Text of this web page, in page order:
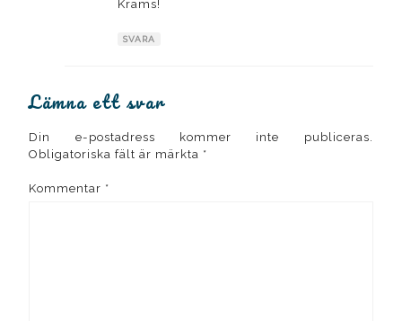
Krams!
SVARA
Lämna ett svar
Din e-postadress kommer inte publiceras.
Obligatoriska fält är märkta *
Kommentar *